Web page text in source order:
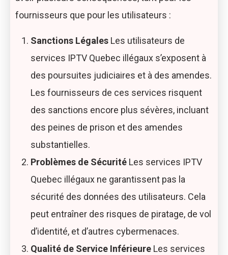
fournisseurs que pour les utilisateurs :
Sanctions Légales Les utilisateurs de
services IPTV Quebec illégaux s’exposent à
des poursuites judiciaires et à des amendes.
Les fournisseurs de ces services risquent
des sanctions encore plus sévères, incluant
des peines de prison et des amendes
substantielles.
Problèmes de Sécurité Les services IPTV
Quebec illégaux ne garantissent pas la
sécurité des données des utilisateurs. Cela
peut entraîner des risques de piratage, de vol
d’identité, et d’autres cybermenaces.
Qualité de Service Inférieure Les services